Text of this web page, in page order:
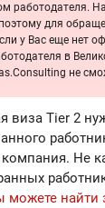
работодателя.
для
у Вас еще нет
в
не
виза Tier 2
компания. Не
можете найти